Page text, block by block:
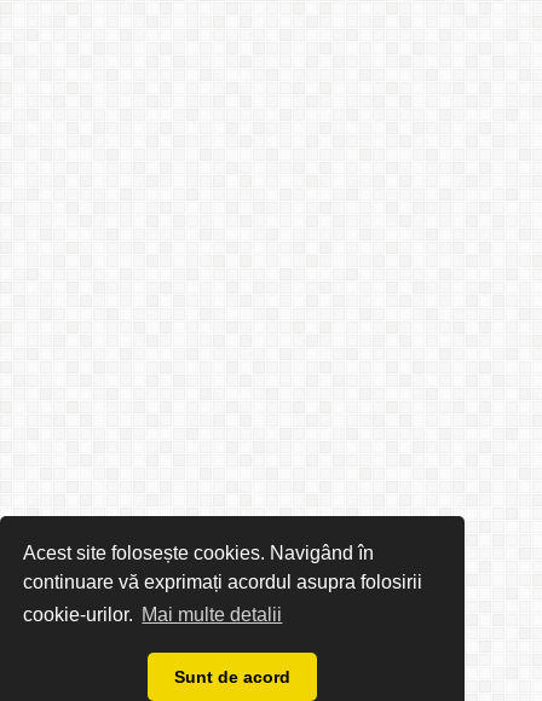
Acest site folosește cookies. Navigând în
continuare vă exprimați acordul asupra folosirii
cookie-urilor. Mai multe detalii
Sunt de acord